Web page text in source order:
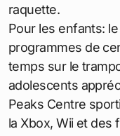
raquette.
Pour les enfants:
programmes de
temps sur le
adolescents
Peaks Centre
la Xbox, Wii et des